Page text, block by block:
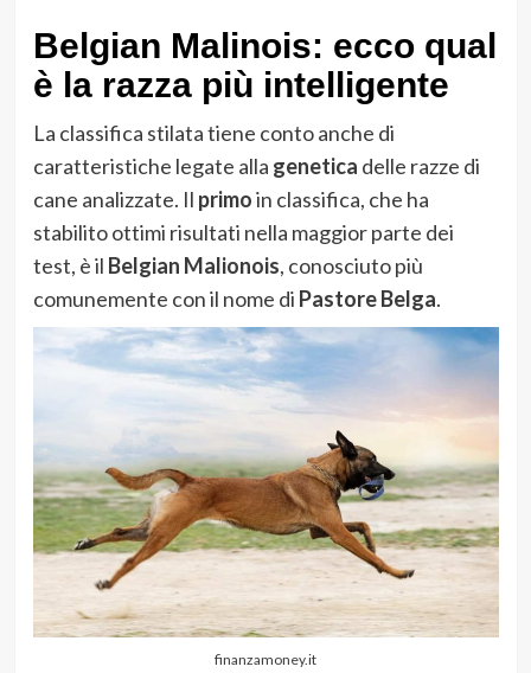
Belgian Malinois: ecco qual
è la razza più intelligente
La classifica stilata tiene conto anche di
caratteristiche legate alla genetica delle razze di
cane analizzate. Il primoin classifica, che ha
stabilito ottimi risultati nella maggior parte dei
test, è il Belgian Malionois, conosciuto più
comunemente con il nome di Pastore Belga.
finanzamoney.it